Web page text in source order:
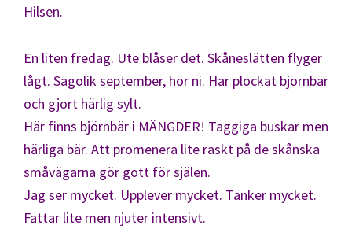
Hilsen.
En liten fredag. Ute blåser det. Skåneslätten flyger
lågt. Sagolik september, hör ni. Har plockat björnbär
och gjort härlig sylt.
Här finns björnbär i MÄNGDER! Taggiga buskar men
härliga bär. Att promenera lite raskt på de skånska
småvägarna gör gott för själen.
Jag ser mycket. Upplever mycket. Tänker mycket.
Fattar lite men njuter intensivt.